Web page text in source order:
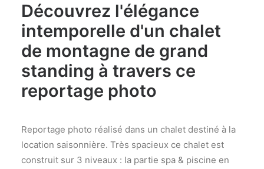
Découvrez l'élégance
intemporelle d'un chalet
de montagne de grand
standing à travers ce
reportage photo
Reportage photo réalisé dans un chalet destiné à la
location saisonnière. Très spacieux ce chalet est
construit sur 3 niveaux : la partie spa & piscine en